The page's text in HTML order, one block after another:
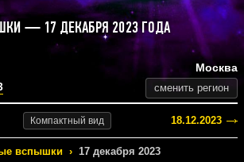
— 17 ДЕКАБРЯ 2023 ГОДА
Москва
сменить регион
Компактный вид 18.12.2023
вспышки › 17 декабря 2023